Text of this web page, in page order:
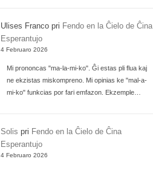
Ulises Francopri Fendo en la Ĉielo de Ĉina
Esperantujo
4 Februaro 2026
Mi prononcas "ma-la-mi-ko". Ĝi estas pli flua kaj
ne ekzistas miskompreno. Mi opinias ke "mal-a-
mi-ko" funkcias por fari emfazon. Ekzemple…
Solis pri Fendo en la Ĉielo de Ĉina
Esperantujo
4 Februaro 2026